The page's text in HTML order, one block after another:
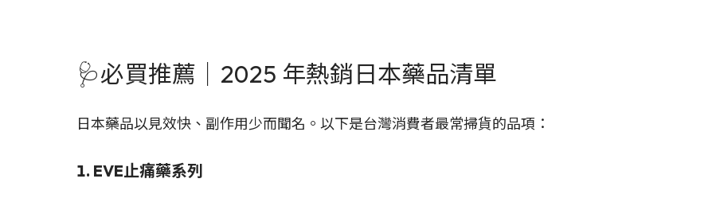
🩺必買推薦｜2025 年熱銷日本藥品清單
日本藥品以見效快、副作用少而聞名。以下是台灣消費者最常掃貨的品項：
1. EVE止痛藥系列